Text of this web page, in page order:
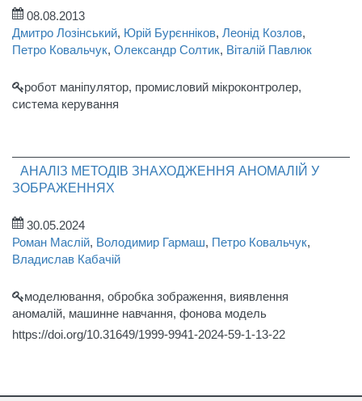
08.08.2013
Дмитро Лозінський, Юрій Бурєнніков, Леонід Козлов,
Петро Ковальчук, Олександр Солтик, Віталій Павлюк
робот маніпулятор, промисловий мікроконтролер,
система керування
АНАЛІЗ МЕТОДІВ ЗНАХОДЖЕННЯ АНОМАЛІЙ У
ЗОБРАЖЕННЯХ
30.05.2024
Роман Маслій, Володимир Гармаш, Петро Ковальчук,
Владислав Кабачій
моделювання, обробка зображення, виявлення
аномалій, машинне навчання, фонова модель
https://doi.org/10.31649/1999-9941-2024-59-1-13-22